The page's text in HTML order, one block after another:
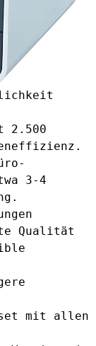
2.500
3-4
Qualität
mit allen